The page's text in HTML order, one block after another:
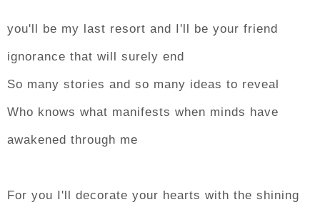
you'll be my last resort and I'll be your friend
ignorance that will surely end
So many stories and so many ideas to reveal
Who knows what manifests when minds have
awakened through me
For you I'll decorate your hearts with the shining